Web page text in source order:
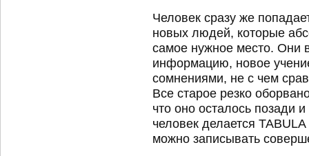
Человек сразу же
новых людей, которые
самое нужное место.
информацию, новое
сомнениями, не с чем
Все старое резко
что оно осталось позади
человек делается
можно записывать